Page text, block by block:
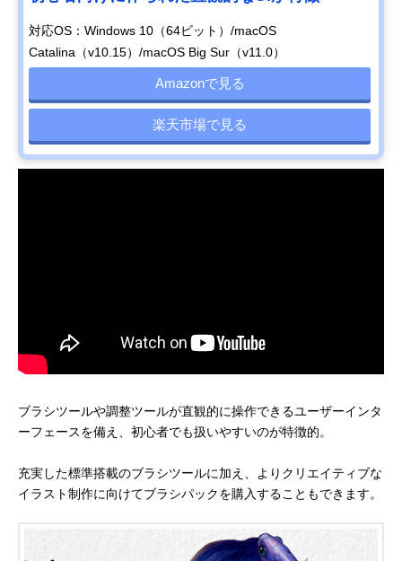
対応OS：Windows 10（64ビット）/macOS
Catalina（v10.15）/macOS Big Sur（v11.0）
Amazonで見る
楽天市場で見る
ブラシツールや調整ツールが直観的に操作できるユーザーインタ
ーフェースを備え、初心者でも扱いやすいのが特徴的。
充実した標準搭載のブラシツールに加え、よりクリエイティブな
イラスト制作に向けてブラシパックを購入することもできます。